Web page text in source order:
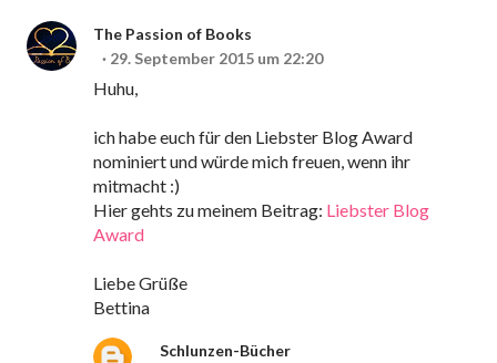
The Passion of Books
29. September 2015 um 22:20
Huhu,
ich habe euch für den Liebster Blog Award
nominiert und würde mich freuen, wenn ihr
mitmacht :)
Hier gehts zu meinem Beitrag: Liebster Blog
Award
Liebe Grüße
Bettina
Schlunzen-Bücher